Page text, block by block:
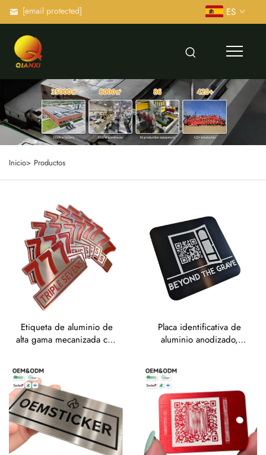
[email protected] ES
Inicio> Productos
Etiqueta de aluminio de
alta gama mecanizada con
diamantado,
personalizada en forma
irregular, para logotipo
metálico de marca o placa
identificativa
Placa identificativa de
aluminio anodizado,
con código QR, resistente
a arañazos, placa
conmemorativa para
lápidas y placas funerarias